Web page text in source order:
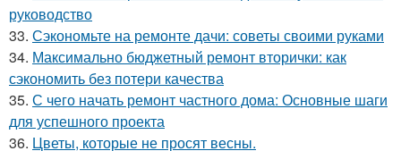
руководство
33. Сэкономьте на ремонте дачи: советы своими руками
34. Максимально бюджетный ремонт вторички: как
сэкономить без потери качества
35. С чего начать ремонт частного дома: Основные шаги
для успешного проекта
36. Цветы, которые не просят весны.